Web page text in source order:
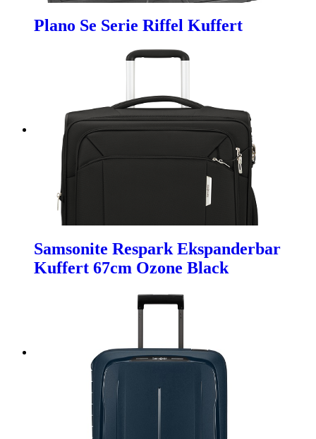
Plano Se Serie Riffel Kuffert
Samsonite Respark Ekspanderbar
Kuffert 67cm Ozone Black